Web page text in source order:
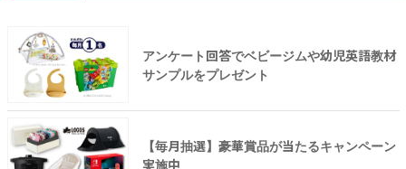
アンケート回答でベビージムや幼児英語教材
サンプルをプレゼント
【毎月抽選】豪華賞品が当たるキャンペーン
実施中